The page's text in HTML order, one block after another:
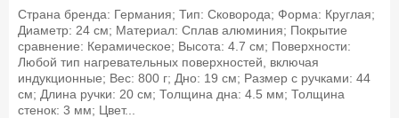
Страна бренда: Германия; Тип: Сковорода; Форма: Круглая;
Диаметр: 24 см; Материал: Сплав алюминия; Покрытие
сравнение: Керамическое; Высота: 4.7 см; Поверхности:
Любой тип нагревательных поверхностей, включая
индукционные; Вес: 800 г; Дно: 19 см; Размер с ручками: 44
см; Длина ручки: 20 см; Толщина дна: 4.5 мм; Толщина
стенок: 3 мм; Цвет...